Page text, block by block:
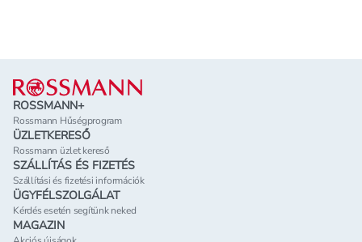
Lábléc
ROSSMANN+
Rossmann Hűségprogram
ÜZLETKERESŐ
Rossmann üzlet kereső
SZÁLLÍTÁS ÉS FIZETÉS
Szállítási és fizetési információk
ÜGYFÉLSZOLGÁLAT
Kérdés esetén segítünk neked
MAGAZIN